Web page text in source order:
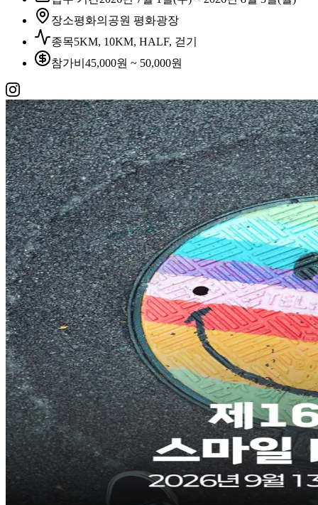
장소평화의공원 평화광장
종목5KM, 10KM, HALF, 걷기
참가비 45,000원 ~ 50,000원